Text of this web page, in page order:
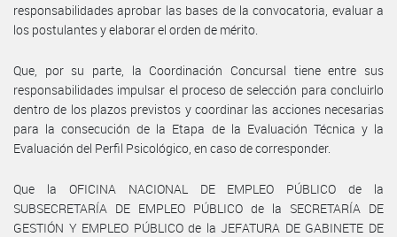
responsabilidades aprobar las bases de la convocatoria, evaluar a
los postulantes y elaborar el orden de mérito.
Que, por su parte, la Coordinación Concursal tiene entre sus
responsabilidades impulsar el proceso de selección para concluirlo
dentro de los plazos previstos y coordinar las acciones necesarias
para la consecución de la Etapa de la Evaluación Técnica y la
Evaluación del Perfil Psicológico, en caso de corresponder.
Que la OFICINA NACIONAL DE EMPLEO PÚBLICO de la
SUBSECRETARÍA DE EMPLEO PÚBLICO de la SECRETARÍA DE
GESTIÓN Y EMPLEO PÚBLICO de la JEFATURA DE GABINETE DE